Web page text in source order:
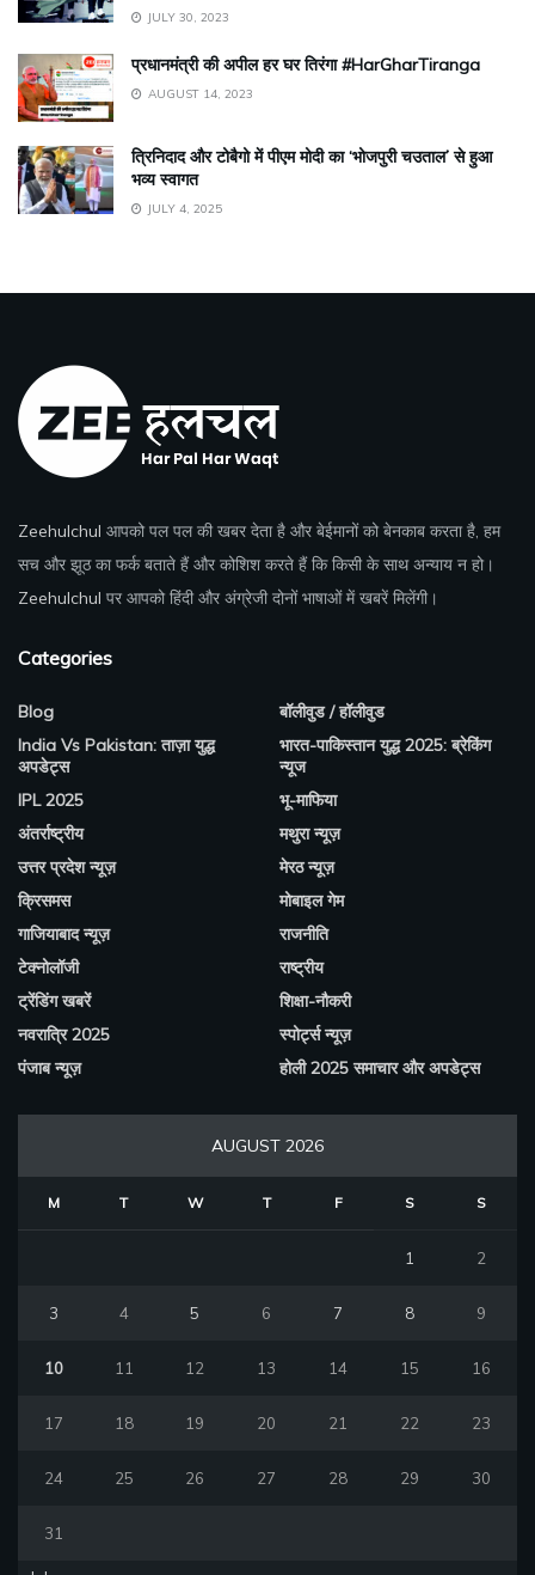
JULY 30, 2023
प्रधानमंत्री की अपील हर घर तिरंगा #HarGharTiranga
AUGUST 14, 2023
त्रिनिदाद और टोबैगो में पीएम मोदी का ‘भोजपुरी चउताल’ से हुआ
भव्य स्वागत
JULY 4, 2025
Zeehulchul आपको पल पल की खबर देता है और बेईमानों को बेनकाब करता है, हम
सच और झूठ का फर्क बताते हैं और कोशिश करते हैं कि किसी के साथ अन्याय न हो।
Zeehulchul पर आपको हिंदी और अंग्रेजी दोनों भाषाओं में खबरें मिलेंगी।
Categories
Blog
India Vs Pakistan: ताज़ा युद्ध
अपडेट्स
IPL 2025
अंतर्राष्ट्रीय
उत्तर प्रदेश न्यूज़
क्रिसमस
गाजियाबाद न्यूज़
टेक्नोलॉजी
ट्रेंडिंग खबरें
नवरात्रि 2025
पंजाब न्यूज़
बॉलीवुड / हॉलीवुड
भारत-पाकिस्तान युद्ध 2025: ब्रेकिंग
न्यूज
भू-माफिया
मथुरा न्यूज़
मेरठ न्यूज़
मोबाइल गेम
राजनीति
राष्ट्रीय
शिक्षा-नौकरी
स्पोर्ट्स न्यूज़
होली 2025 समाचार और अपडेट्स
AUGUST 2026
M T W T F S S
1 2
3 4 5 6 7 8 9
10 11 12 13 14 15 16
17 18 19 20 21 22 23
24 25 26 27 28 29 30
31